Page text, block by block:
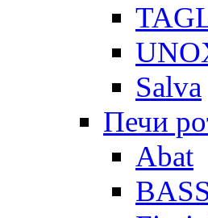
Salva
Печи
Abat